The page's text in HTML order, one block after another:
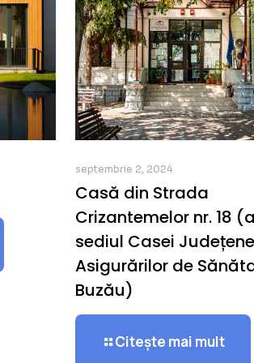
septembrie 2, 2024
Casă din Strada
Crizantemelor nr. 18
sediul Casei
Asigurărilor de
Buzău)
Citește mai mult